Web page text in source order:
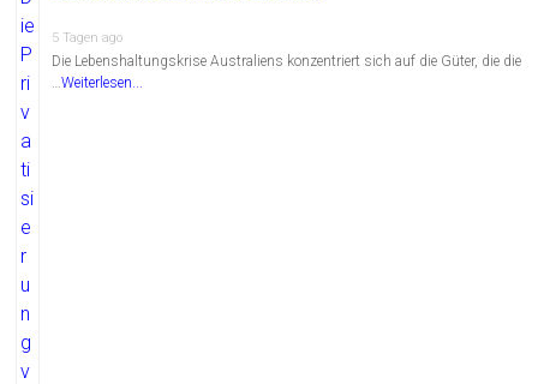
5 Tagen ago
Die Lebenshaltungskrise Australiens konzentriert sich auf die Güter, die die
…Weiterlesen...